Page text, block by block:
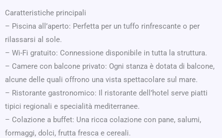
Caratteristiche principali
– Piscina all’aperto: Perfetta per un tuffo rinfrescante o per
rilassarsi al sole.
– Wi-Fi gratuito: Connessione disponibile in tutta la struttura.
– Camere con balcone privato: Ogni stanza è dotata di balcone,
alcune delle quali offrono una vista spettacolare sul mare.
– Ristorante gastronomico: Il ristorante dell’hotel serve piatti
tipici regionali e specialità mediterranee.
– Colazione a buffet: Una ricca colazione con pane, salumi,
formaggi, dolci, frutta fresca e cereali.